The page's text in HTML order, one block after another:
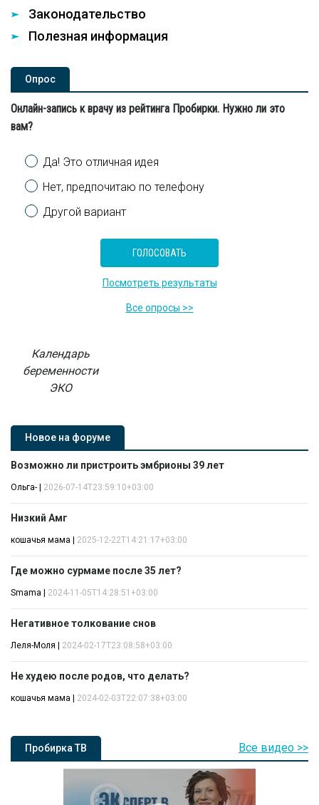
Законодательство
Полезная информация
Опроc
Онлайн-запись к врачу из рейтинга Пробирки. Нужно ли это
вам?
Варианты
Да! Это отличная идея
Нет, предпочитаю по телефону
Другой вариант
Посмотреть результаты
Все опросы >>
Календарь
беременности
ЭКО
Новое на форуме
Возможно ли пристроить эмбрионы 39 лет
Ольга- 2026-07-14T23:59:10+03:00
Низкий Амг
кошачья мама 2025-12-22T14:21:17+03:00
Где можно сурмаме после 35 лет?
Smama 2024-11-05T14:28:51+03:00
Негативное толкование снов
Леля-Моля 2024-02-17T23:08:58+03:00
Не худею после родов, что делать?
кошачья мама 2024-02-03T22:07:38+03:00
Пробирка ТВ Все видео >>